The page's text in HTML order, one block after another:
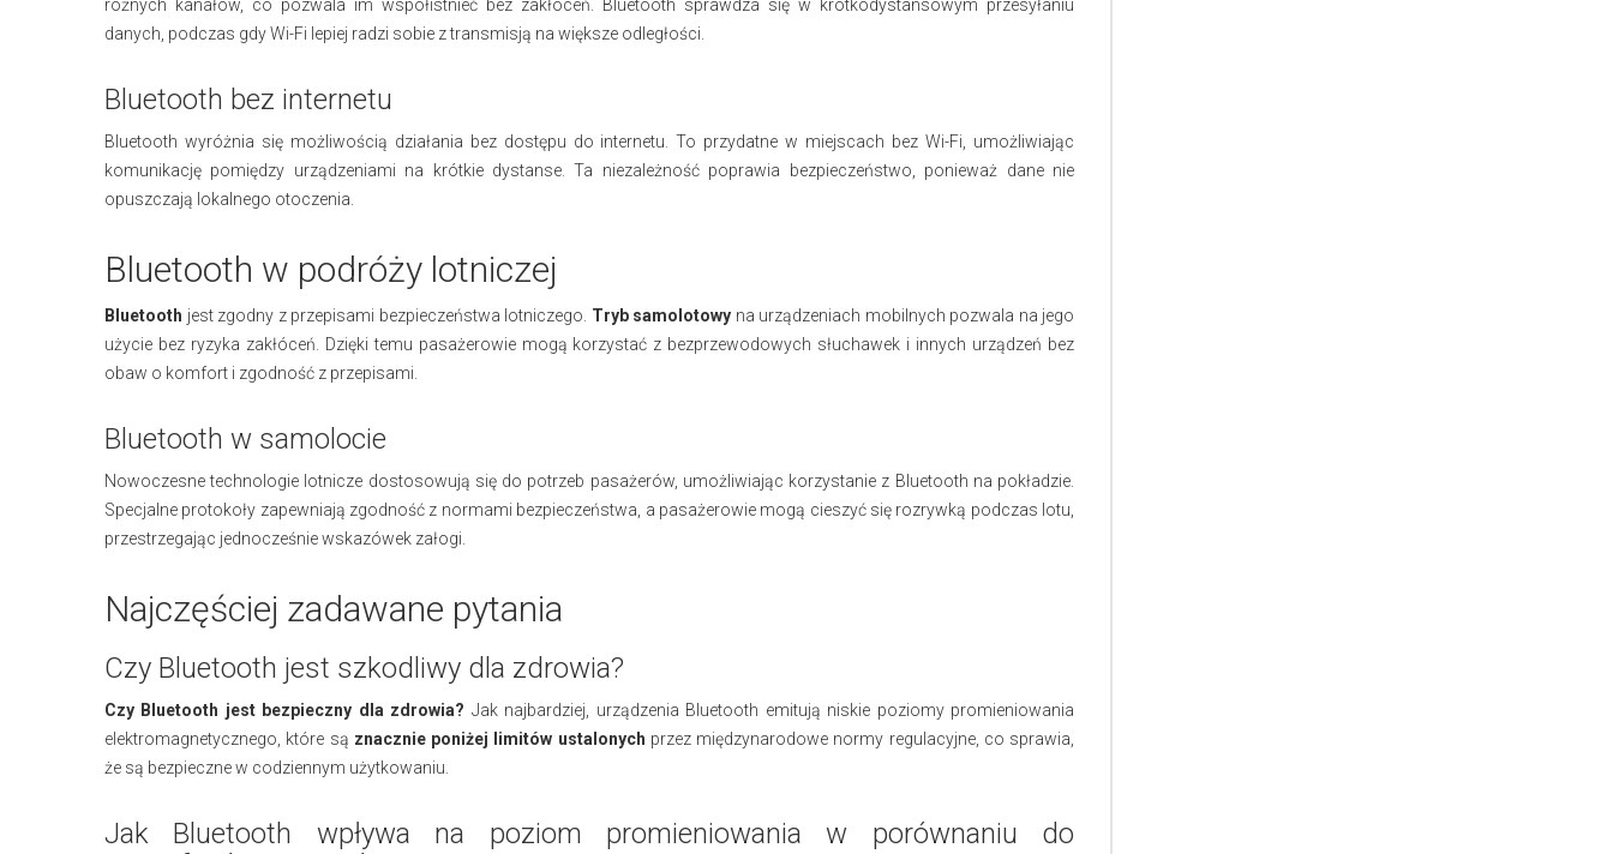
różnych kanałów, co pozwala im współistnieć bez zakłóceń. Bluetooth sprawdza się w krótkodystansowym przesyłaniu
danych, podczas gdy Wi-Fi lepiej radzi sobie z transmisją na większe odległości.
Bluetooth bez internetu
Bluetooth wyróżnia się możliwością działania bez dostępu do internetu. To przydatne w miejscach bez Wi-Fi, umożliwiając
komunikację pomiędzy urządzeniami na krótkie dystanse. Ta niezależność poprawia bezpieczeństwo, ponieważ dane nie
opuszczają lokalnego otoczenia.
Bluetooth w podróży lotniczej
Bluetooth jest zgodny z przepisami bezpieczeństwa lotniczego. Tryb samolotowy na urządzeniach mobilnych pozwala na jego
użycie bez ryzyka zakłóceń. Dzięki temu pasażerowie mogą korzystać z bezprzewodowych słuchawek i innych urządzeń bez
obaw o komfort i zgodność z przepisami.
Bluetooth w samolocie
Nowoczesne technologie lotnicze dostosowują się do potrzeb pasażerów, umożliwiając korzystanie z Bluetooth na pokładzie.
Specjalne protokoły zapewniają zgodność z normami bezpieczeństwa, a pasażerowie mogą cieszyć się rozrywką podczas lotu,
przestrzegając jednocześnie wskazówek załogi.
Najczęściej zadawane pytania
Czy Bluetooth jest szkodliwy dla zdrowia?
Czy Bluetooth jest bezpieczny dla zdrowia? Jak najbardziej, urządzenia Bluetooth emitują niskie poziomy promieniowania
elektromagnetycznego, które są znacznie poniżej limitów ustalonych przez międzynarodowe normy regulacyjne, co sprawia,
że są bezpieczne w codziennym użytkowaniu.
Jak Bluetooth wpływa na poziom promieniowania w porównaniu do